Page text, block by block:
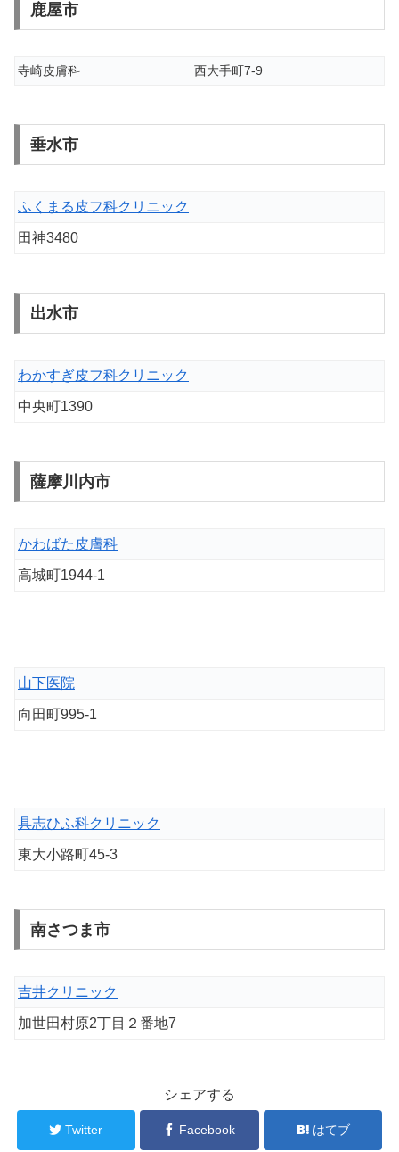
鹿屋市
寺崎皮膚科 西大手町7-9
垂水市
ふくまる皮フ科クリニック
田神3480
出水市
わかすぎ皮フ科クリニック
中央町1390
薩摩川内市
かわばた皮膚科
高城町1944-1
山下医院
向田町995-1
具志ひふ科クリニック
東大小路町45-3
南さつま市
吉井クリニック
加世田村原2丁目２番地7
シェアする
Twitter Facebook はてブ